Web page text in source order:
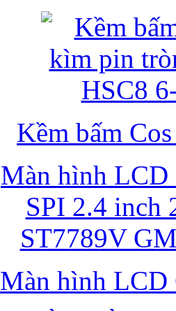
Kềm bấm
Màn hình LCD